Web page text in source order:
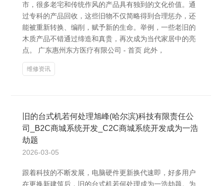
市，很多老宅和传统作风的产品具有独到的文化价值。通
过专科的产品回收，这些旧物不仅简略得到合理惩办，还
能被重新转换、编削，赋予新的生命。举例，一些老旧的
木质产品不错通过缔造和真贵，再次成为当代家居中的亮
点。 广东惠州东方医疗有限公司 - 首页 此外，
维修资讯
旧的台式机若何处理旭峰(哈尔滨)科技有限责任公
司_B2C商城系统开发_C2C商城系统开发成为一浩
劫题
2026-03-05
跟着科技的不断发展，电脑硬件更新换代速即，好多用户
在更换新建筑后，旧的台式机若何处理成为一浩劫题。为